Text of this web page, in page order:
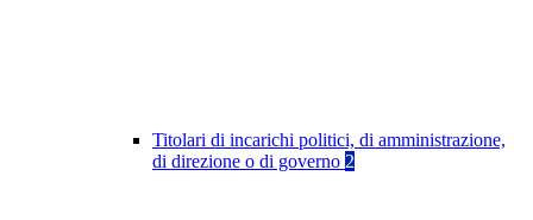
Titolari di incarichi politici, di amministrazione,
di direzione o di governo 2